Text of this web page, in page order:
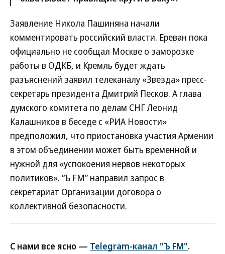
Заявление Никола Пашиняна начали
комментировать российский власти. Ереван пока
официально не сообщал Москве о заморозке
работы в ОДКБ, и Кремль будет ждать
разъяснений заявил телеканалу «Звезда» пресс-
секретарь президента Дмитрий Песков. А глава
думского комитета по делам СНГ Леонид
Калашников в беседе с «РИА Новости»
предположил, что приостановка участия Армении
в этом объединении может быть временной и
нужной для «успокоения нервов некоторых
политиков». “Ъ FM” направил запрос в
секретариат Организации договора о
коллективной безопасности.
С нами все ясно — Telegram-канал "Ъ FM".